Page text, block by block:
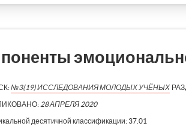
№3(19) ИССЛЕДОВАНИЯ МОЛОДЫХ УЧЁНЫХ
28 АПРЕЛЯ 2020
десятичной классификации: 37.01